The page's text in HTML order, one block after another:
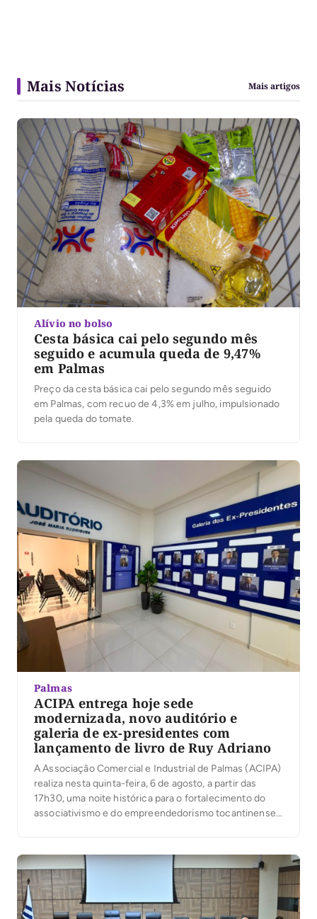
Mais Notícias Mais artigos
Alívio no bolso
Cesta básica cai pelo segundo mês
seguido e acumula queda de 9,47%
em Palmas
Preço da cesta básica cai pelo segundo mês seguido
em Palmas, com recuo de 4,3% em julho, impulsionado
pela queda do tomate.
Palmas
ACIPA entrega hoje sede
modernizada, novo auditório e
galeria de ex-presidentes com
lançamento de livro de Ruy Adriano
A Associação Comercial e Industrial de Palmas (ACIPA)
realiza nesta quinta-feira, 6 de agosto, a partir das
17h30, uma noite histórica para o fortalecimento do
associativismo e do empreendedorismo tocantinense.
entrega oficialmente o novo Auditório José Maria
Rodrigues e […]